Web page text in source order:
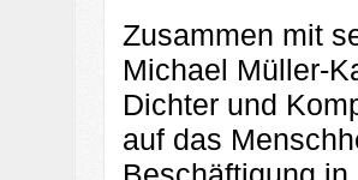
Zusammen mit
Michael Müller-
Dichter und
auf das